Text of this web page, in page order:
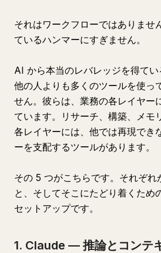
それはワークフローではありませ
ているハンマーにすぎません。
AI から本当のレバレッジを得てい
他の人よりも多くのツールを使っ
せん。彼らは、業務の各レイヤー
ています。リサーチ、構築、メモ
各レイヤーには、他では再現でき
ーを支配するツールがあります。
その 5 つがこちらです。それぞれ
と、そしてそこにたどり着くため
セットアップです。
1. Claude — 推論とコンテ